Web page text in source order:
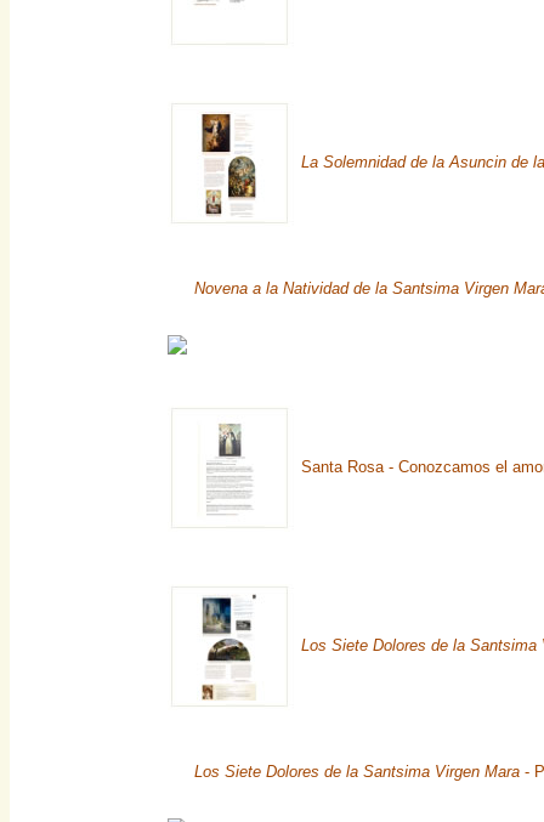
La Solemnidad de la Asuncin de
Novena a la Natividad de la Santsima Virgen
Santa Rosa - Conozcamos el
Los Siete Dolores de la Santsima
Los Siete Dolores de la Santsima Virgen Mara -